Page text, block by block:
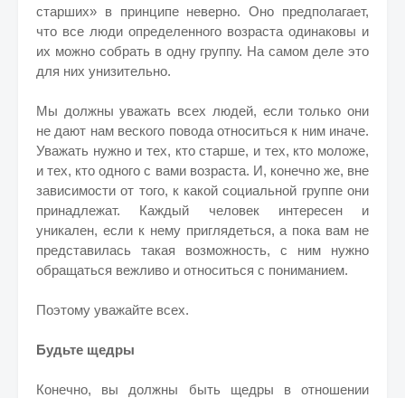
старших» в принципе неверно. Оно предполагает,
что все люди определенного возраста одинаковы и
их можно собрать в одну группу. На самом деле это
для них унизительно.
Мы должны уважать всех людей, если только они
не дают нам веского повода относиться к ним иначе.
Уважать нужно и тех, кто старше, и тех, кто моложе,
и тех, кто одного с вами возраста. И, конечно же, вне
зависимости от того, к какой социальной группе они
принадлежат. Каждый человек интересен и
уникален, если к нему приглядеться, а пока вам не
представилась такая возможность, с ним нужно
обращаться вежливо и относиться с пониманием.
Поэтому уважайте всех.
Будьте щедры
Конечно, вы должны быть щедры в отношении